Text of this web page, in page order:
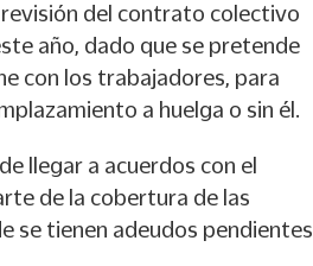
del contrato colectivo
año, dado que se pretende
con los trabajadores, para
a huelga o sin él.
llegar a acuerdos con el
de la cobertura de las
se tienen adeudos pendientes